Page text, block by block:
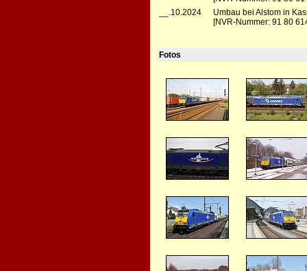
__.10.2024
Umbau bei Alstom in
[NVR-Nummer: 91 80
Fotos